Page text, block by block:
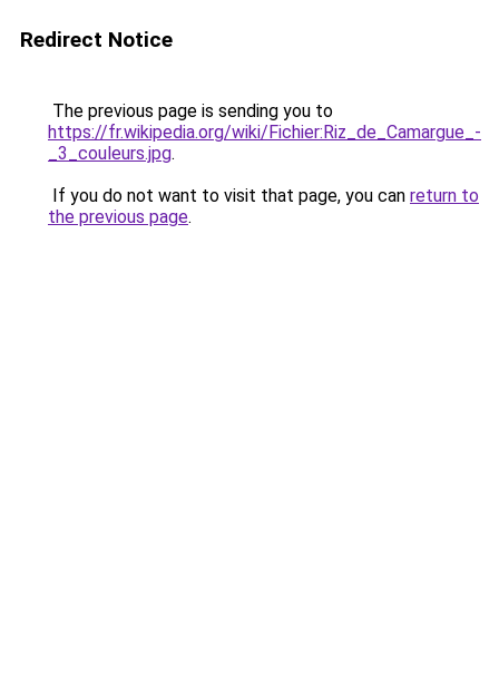
Redirect Notice
The previous page is sending you to
https://fr.wikipedia.org/wiki/Fichier:Riz_de_Camargue_-
_3_couleurs.jpg.
If you do not want to visit that page, you can return to
the previous page.